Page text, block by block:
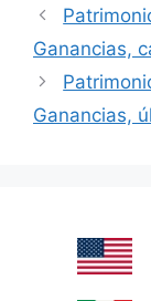
Ganancias,
Ganancias,